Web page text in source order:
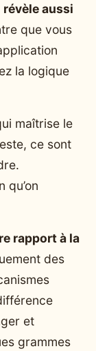
révèle aussi
que vous
la logique
maîtrise le
ce sont
qu’on
rapport à la
des
et
grammes